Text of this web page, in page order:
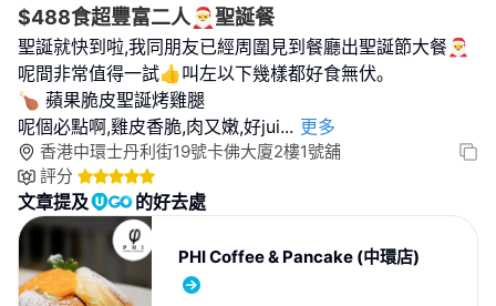
$488食超豐富二人🎅聖誕餐
聖誕就快到啦,我同朋友已經周圍見到餐廳出聖誕節大餐🎅
呢間非常值得一試👍叫左以下幾樣都好食無伏｡
🍗 蘋果脆皮聖誕烤雞腿
呢個必點啊,雞皮香脆,肉又嫩,好jui... 更多
香港中環士丹利街19號卡佛大廈2樓1號舖
評分
文章提及 的好去處
PHI Coffee & Pancake (中環店)